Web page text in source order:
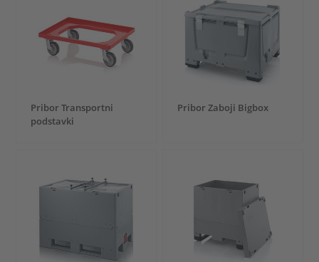
Pribor Transportni
podstavki
Pribor Zaboji Bigbox